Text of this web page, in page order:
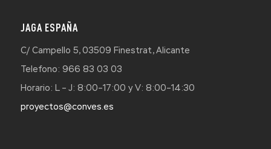
JAGA ESPAÑA
C/ Campello 5, 03509 Finestrat, Alicante
Telefono: 966 83 03 03
Horario: L – J: 8:00–17:00 y V: 8:00–14:30
proyectos@conves.es